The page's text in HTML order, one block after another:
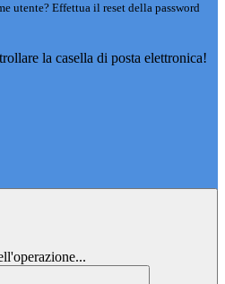
utente? Effettua il reset della password
la casella di posta elettronica!